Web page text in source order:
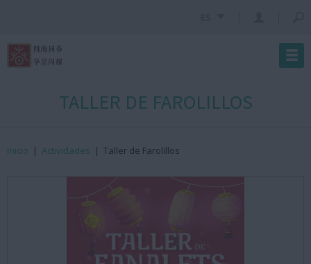
TALLER DE FAROLILLOS
Inicio | Actividades | Taller de Farolillos